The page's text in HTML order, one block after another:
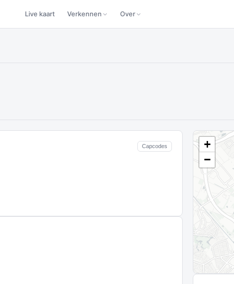
Live kaart Verkennen Over
Capcodes
+
−